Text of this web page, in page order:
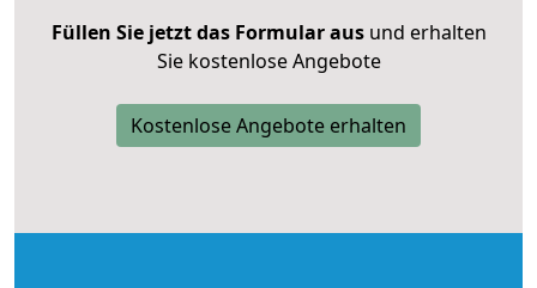
Füllen Sie jetzt das Formular ausund erhalten
Sie kostenlose Angebote
Kostenlose Angebote erhalten